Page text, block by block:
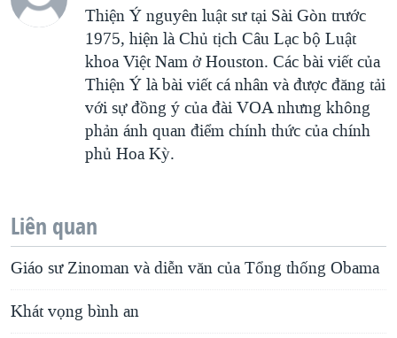
Thiện Ý nguyên luật sư tại Sài Gòn trước
1975, hiện là Chủ tịch Câu Lạc bộ Luật
khoa Việt Nam ở Houston. Các bài viết của
Thiện Ý là bài viết cá nhân và được đăng tải
với sự đồng ý của đài VOA nhưng không
phản ánh quan điểm chính thức của chính
phủ Hoa Kỳ.
Liên quan
Giáo sư Zinoman và diễn văn của Tổng thống Obama
Khát vọng bình an